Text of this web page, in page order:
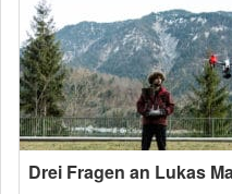
Drei Fragen an Lukas